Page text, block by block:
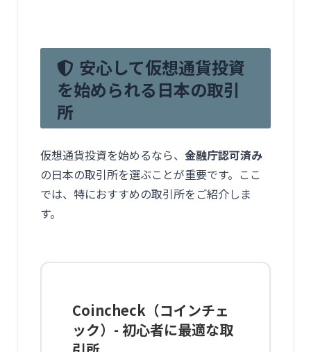
安心して仮想通貨投資
を始められる日本の取引
所
仮想通貨投資を始めるなら、 金融庁認可済み
の日本の取引所を選ぶことが重要です。ここ
では、特におすすめの取引所をご紹介しま
す。
Coincheck（コインチェ
ック）- 初心者に最適な取